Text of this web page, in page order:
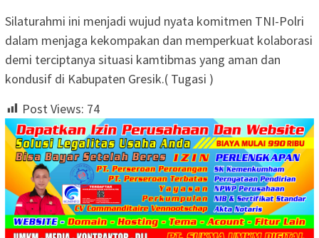
Silaturahmi ini menjadi wujud nyata komitmen TNI-Polri
dalam menjaga kekompakan dan memperkuat kolaborasi
demi terciptanya situasi kamtibmas yang aman dan
kondusif di Kabupaten Gresik.( Tugasi )
Post Views: 74